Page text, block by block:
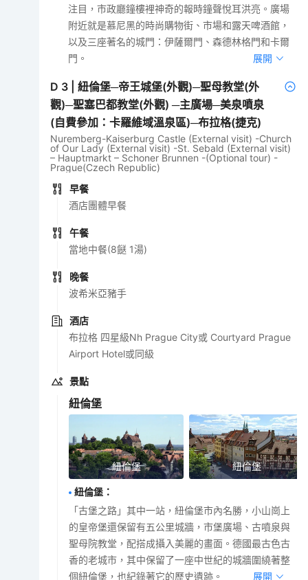
注目，市政廳鐘樓裡神奇的報時鐘聲悅耳洪亮。廣場
附近就是慕尼黑的時尚購物街、市場和露天啤酒館，
以及三座著名的城門：伊薩爾門、森德林格門和卡爾
門。
展開
D 3 |紐倫堡─帝王城堡(外觀)─聖母教堂(外
觀)─聖塞巴都教堂(外觀) ─主廣場─美泉噴泉
(自費參加：卡羅維域溫泉區)─布拉格(捷克)
Nuremberg-Kaiserburg Castle (External visit) -Church
of Our Lady (External visit) -St. Sebald (External visit)
– Hauptmarkt – Schoner Brunnen -(Optional tour) -
Prague(Czech Republic)
早餐
酒店團體早餐
午餐
當地中餐(8餸 1湯)
晚餐
波希米亞豬手
酒店
布拉格 四星級Nh Prague City或 Courtyard Prague
Airport Hotel或同級
景點
紐倫堡
紐倫堡 紐倫堡
紐倫堡 ：
「古堡之路」其中一站，紐倫堡市內名勝，小山崗上
的皇帝堡還保留有五公里城牆，市堡廣場、古噴泉與
聖母院教堂，配搭成攝入美麗的畫面。德國最古色古
香的老城市，其中保留了一座中世紀的城牆圍繞著整
個紐倫堡，也紀錄著它的歷史遺跡。
展開